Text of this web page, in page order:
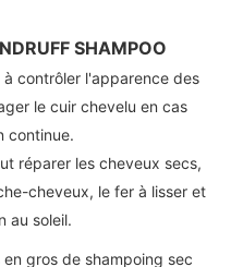
SHAMPOO
à contrôler l'apparence des
le cuir chevelu en cas
continue.
réparer les cheveux secs,
cheveux, le fer à lisser et
au soleil.